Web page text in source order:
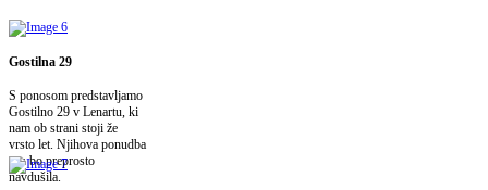
Gostilna 29
S ponosom predstavljamo
Gostilno 29 v Lenartu, ki
nam ob strani stoji že
vrsto let. Njihova ponudba
vas bo preprosto
navdušila.